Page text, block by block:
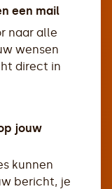
een mail
naar alle
wensen
direct in
jouw
kunnen
bericht, je